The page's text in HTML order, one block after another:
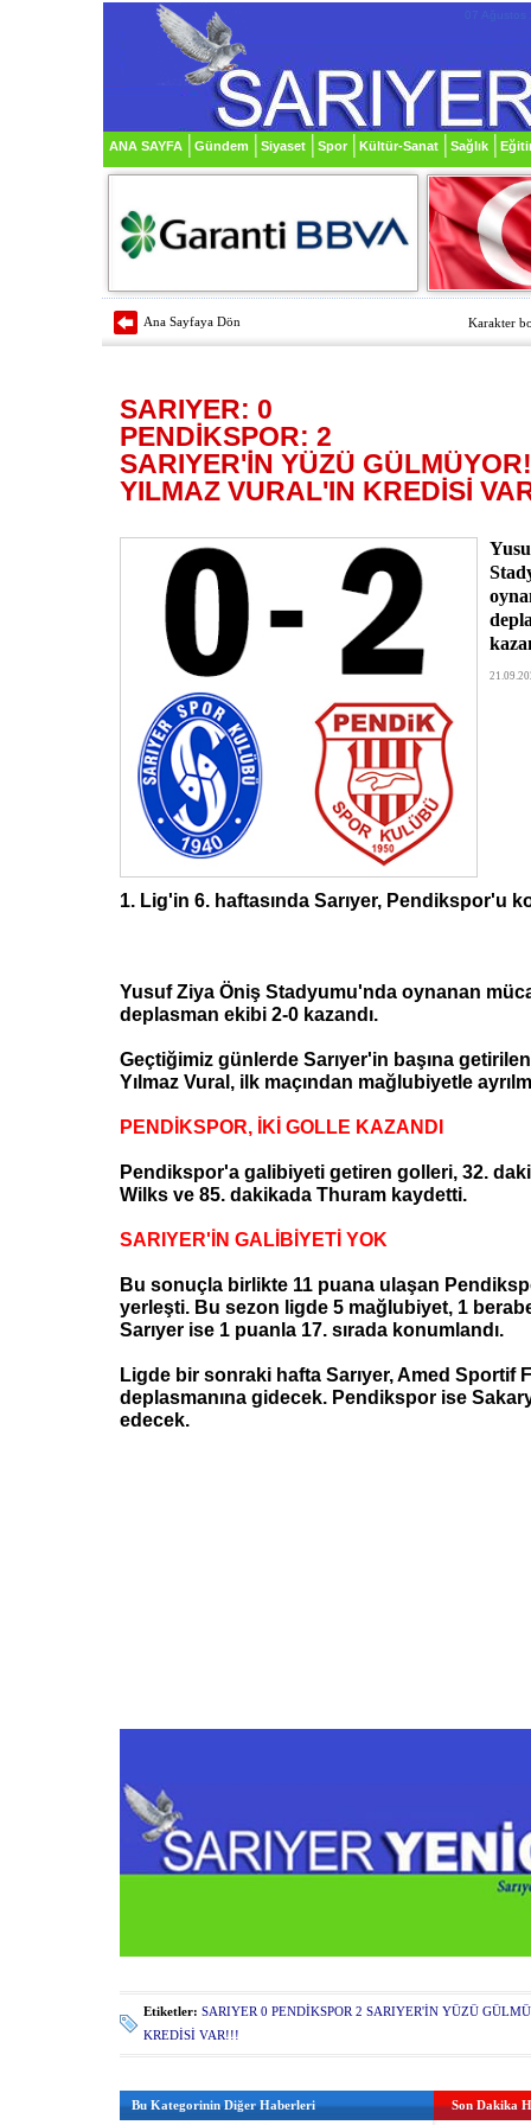
07
ANA SAYFA Gündem Siyaset Spor Kültür-Sanat Sağlık
Ana Sayfaya Dön Karakter
SARIYER: 0
PENDİKSPOR: 2
SARIYER'İN YÜZÜ GÜLMÜYOR!
YILMAZ VURAL'IN KREDİSİ
1. Lig'in 6. haftasında Sarıyer, Pendikspor'u
Yusuf Ziya Öniş Stadyumu'nda oynanan
deplasman ekibi 2-0 kazandı.
Geçtiğimiz günlerde Sarıyer'in başına
Yılmaz Vural, ilk maçından mağlubiyetle
PENDİKSPOR, İKİ GOLLE KAZANDI
Pendikspor'a galibiyeti getiren golleri, 32.
Wilks ve 85. dakikada Thuram kaydetti.
SARIYER'İN GALİBİYETİ YOK
Bu sonuçla birlikte 11 puana ulaşan
yerleşti. Bu sezon ligde 5 mağlubiyet, 1
Sarıyer ise 1 puanla 17. sırada konumlandı.
Ligde bir sonraki hafta Sarıyer, Amed Sportif
deplasmanına gidecek. Pendikspor ise
edecek.
Etiketler: SARIYER 0 PENDİKSPOR 2 SARIYER'İN YÜZÜ
KREDİSİ VAR!!!
Bu Kategorinin Diğer Haberleri Son Dakika